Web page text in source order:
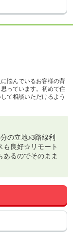
悩んでいるお客様の背
っています。初めて住
て相談いただけるよう
の立地♪3路線利
も良好☆リモート
あるのでそのまま